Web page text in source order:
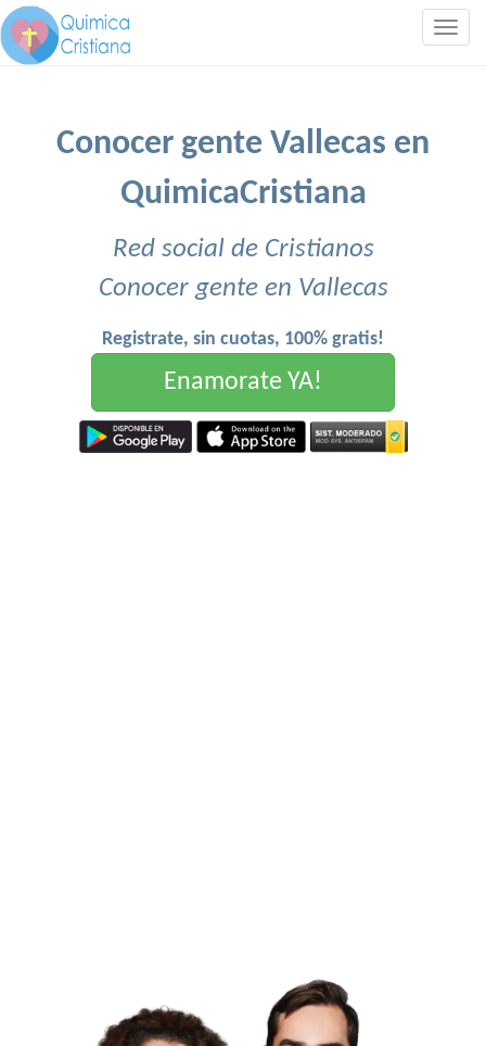
Conocer gente Vallecas en
QuimicaCristiana
Red social de Cristianos
Conocer gente en Vallecas
Registrate, sin cuotas, 100% gratis!
Enamorate YA!